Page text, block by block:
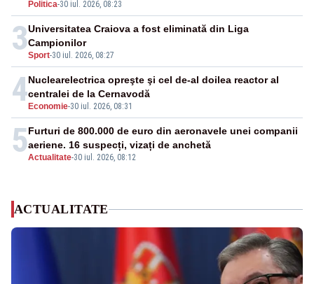
Politica-30 iul. 2026, 08:23
3Sport-30 iul. 2026, 08:27
Universitatea Craiova a fost eliminată din Liga
Campionilor
4 Economie-30 iul. 2026, 08:31
Nuclearelectrica opreşte şi cel de-al doilea reactor al
centralei de la Cernavodă
5Actualitate-30 iul. 2026, 08:12
Furturi de 800.000 de euro din aeronavele unei companii
aeriene. 16 suspecți, vizați de anchetă
ACTUALITATE